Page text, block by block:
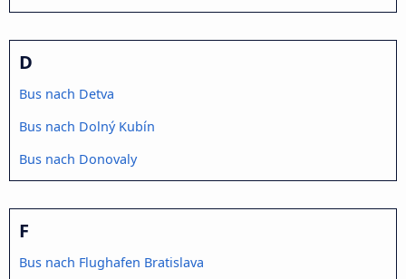
D
Bus nach Detva
Bus nach Dolný Kubín
Bus nach Donovaly
F
Bus nach Flughafen Bratislava